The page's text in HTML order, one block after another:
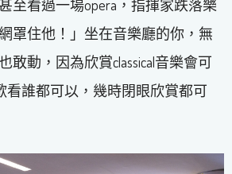
至看過一場opera，指揮家跌落樂
罩住他！」坐在音樂廳的你，無
敢動，因為欣賞classical音樂會可
看誰都可以，幾時閉眼欣賞都可